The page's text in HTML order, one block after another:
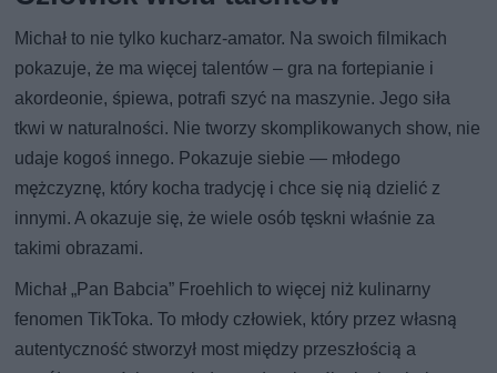
Michał to nie tylko kucharz-amator. Na swoich filmikach
pokazuje, że ma więcej talentów – gra na fortepianie i
akordeonie, śpiewa, potrafi szyć na maszynie. Jego siła
tkwi w naturalności. Nie tworzy skomplikowanych show, nie
udaje kogoś innego. Pokazuje siebie — młodego
mężczyznę, który kocha tradycję i chce się nią dzielić z
innymi. A okazuje się, że wiele osób tęskni właśnie za
takimi obrazami.
Michał „Pan Babcia” Froehlich to więcej niż kulinarny
fenomen TikToka. To młody człowiek, który przez własną
autentyczność stworzył most między przeszłością a